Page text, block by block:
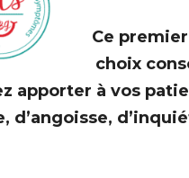
Ce
choix
apporter à vos
d’angoisse,